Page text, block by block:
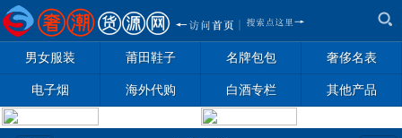
男女服装 莆田鞋子 名牌包包 奢侈名表
电子烟 海外代购 白酒专栏 其他产品